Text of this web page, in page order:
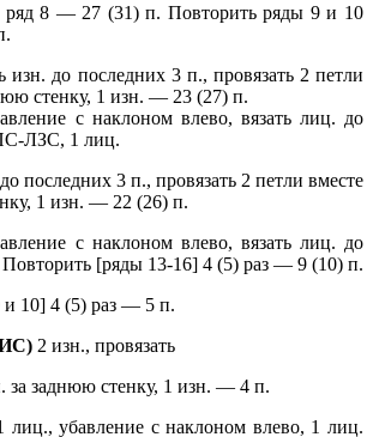
8 — 27 (31) п. Повторить ряды 9 и 10
изн. до последних 3 п., провязать 2 петли
стенку, 1 изн. — 23 (27) п.
с наклоном влево, вязать лиц. до
ЛЗС, 1 лиц.
последних 3 п., провязать 2 петли вместе
1 изн. — 22 (26) п.
с наклоном влево, вязать лиц. до
[ряды 13-16] 4 (5) раз — 9 (10) п.
10] 4 (5) раз — 5 п.
2 изн., провязать
за заднюю стенку, 1 изн. — 4 п.
лиц., убавление с наклоном влево, 1 лиц.